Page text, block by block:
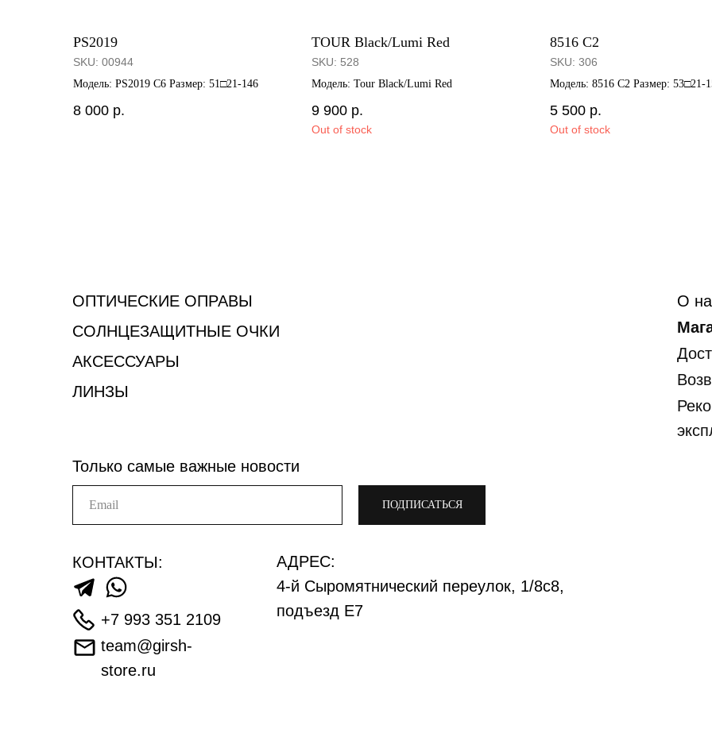
PS2019
SKU: 00944
Модель: PS2019 C6 Размер: 51□21-146
8 000 р.
TOUR Black/Lumi Red
SKU: 528
Модель: Tour Black/Lumi Red
9 900 р.
Out of stock
8516 C2
SKU: 306
Модель: 8516 C2 Размер: 53□21-
5 500 р.
Out of stock
ОПТИЧЕСКИЕ ОПРАВЫ
СОЛНЦЕЗАЩИТНЫЕ ОЧКИ
+7 993 351 2109
Только самые важные новости
ПОДПИСАТЬСЯ
4-й Сыромятнический переулок, 1/8с8,
подъезд Е7
АДРЕС:
О
team@girsh-
store.ru
КОНТАКТЫ:
ЛИНЗЫ
АКСЕССУАРЫ